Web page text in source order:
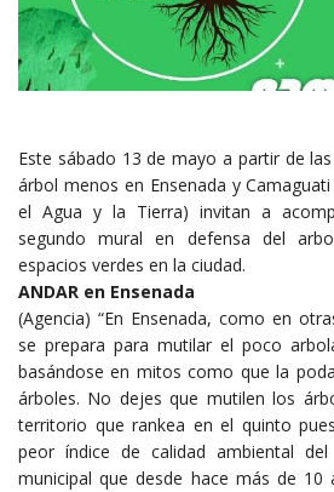
Este sábado 13 de mayo a partir de
árbol menos en Ensenada y
el Agua y la Tierra) invitan a
segundo mural en defensa del
espacios verdes en la ciudad.
ANDAR en Ensenada
(Agencia) “En Ensenada, como en
se prepara para mutilar el poco
basándose en mitos como que la
árboles. No dejes que mutilen los
territorio que rankea en el quinto
peor índice de calidad ambiental
municipal que desde hace más de 10